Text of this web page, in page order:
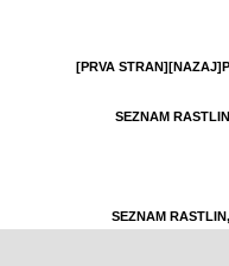
[PRVA STRAN][NAZAJ]
SEZNAM
SEZNAM